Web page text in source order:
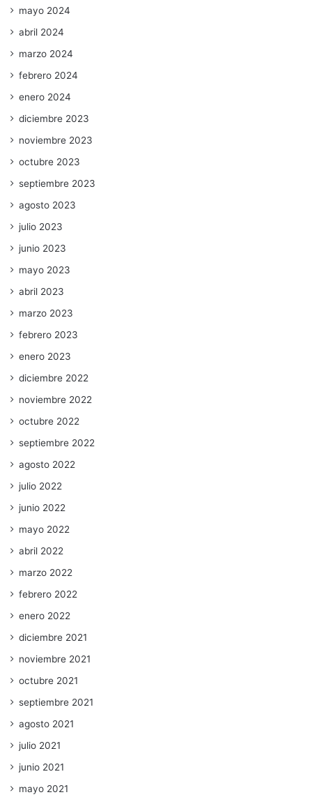
mayo 2024
abril 2024
marzo 2024
febrero 2024
enero 2024
diciembre 2023
noviembre 2023
octubre 2023
septiembre 2023
agosto 2023
julio 2023
junio 2023
mayo 2023
abril 2023
marzo 2023
febrero 2023
enero 2023
diciembre 2022
noviembre 2022
octubre 2022
septiembre 2022
agosto 2022
julio 2022
junio 2022
mayo 2022
abril 2022
marzo 2022
febrero 2022
enero 2022
diciembre 2021
noviembre 2021
octubre 2021
septiembre 2021
agosto 2021
julio 2021
junio 2021
mayo 2021